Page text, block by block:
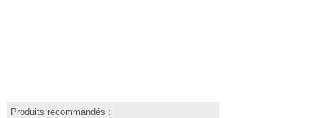
Produits recommandés :